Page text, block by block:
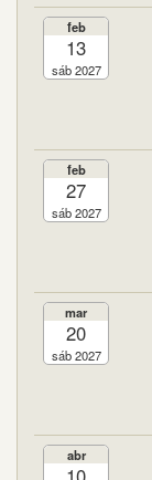
feb
13
sáb 2027
feb
27
sáb 2027
mar
20
sáb 2027
abr